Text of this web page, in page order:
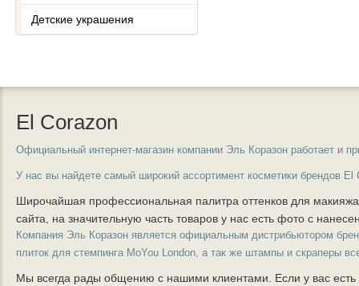
Детские украшения
El Corazon
Официальный интернет-магазин компании Эль Коразон работает и
У нас вы найдете самый широкий ассортимент косметики брендов El
Широчайшая профессиональная палитра оттенков для
сайта, на значительную часть товаров у нас есть фото с
Компания Эль Коразон является официальным дистрибьютором
плиток для стемпинга MoYou London, а так же штампы и скраперы
Мы всегда рады общению с нашими клиентами. Если у вас